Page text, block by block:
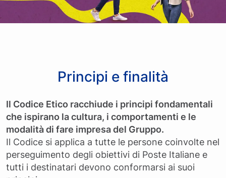
Principi e finalità
Il Codice Etico racchiude i principi fondamentali
che ispirano la cultura, i comportamenti e le
modalità di fare impresa del Gruppo.
Il Codice si applica a tutte le persone coinvolte nel
perseguimento degli obiettivi di Poste Italiane e
tutti i destinatari devono conformarsi ai suoi